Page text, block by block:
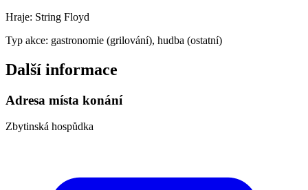
Hraje: String Floyd
Typ akce: gastronomie (grilování), hudba (ostatní)
Další informace
Adresa místa konání
Zbytinská hospůdka